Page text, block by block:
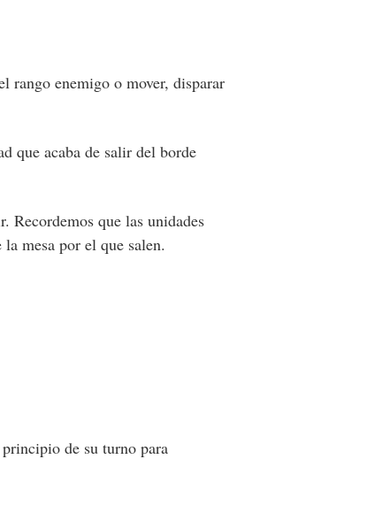
rango enemigo o mover, disparar
que acaba de salir del borde
Recordemos que las unidades
mesa por el que salen.
de su turno para